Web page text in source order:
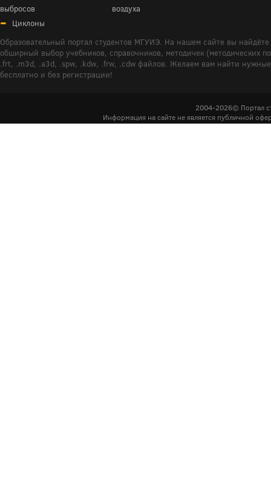
выбросов
воздуха
Циклоны
Образовательный портал студентов МГУИЭ. На нашем сайте вы
обширный выбор учебников, справочников, методичек (методических
.frt, .m3d, .a3d, .spw, .kdw, .frw, .cdw файлов. Желаем вам найти
бесплатно и без регистрации!
2004-2026© Портал
Информация на сайте не является публичной